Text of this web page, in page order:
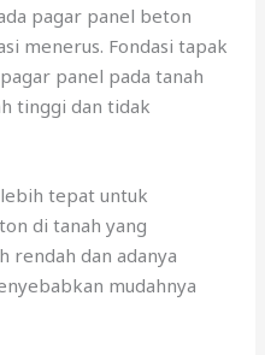
pagar panel beton
menerus. Fondasi tapak
panel pada tanah
tinggi dan tidak
tepat untuk
di tanah yang
rendah dan adanya
mudahnya